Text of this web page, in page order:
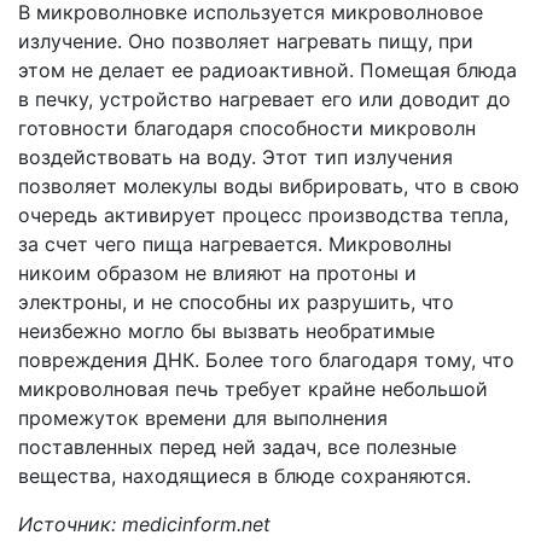
В микроволновке используется микроволновое
излучение. Оно позволяет нагревать пищу, при
этом не делает ее радиоактивной. Помещая блюда
в печку, устройство нагревает его или доводит до
готовности благодаря способности микроволн
воздействовать на воду. Этот тип излучения
позволяет молекулы воды вибрировать, что в свою
очередь активирует процесс производства тепла,
за счет чего пища нагревается. Микроволны
никоим образом не влияют на протоны и
электроны, и не способны их разрушить, что
неизбежно могло бы вызвать необратимые
повреждения ДНК. Более того благодаря тому, что
микроволновая печь требует крайне небольшой
промежуток времени для выполнения
поставленных перед ней задач, все полезные
вещества, находящиеся в блюде сохраняются.
Источник: medicinform.net